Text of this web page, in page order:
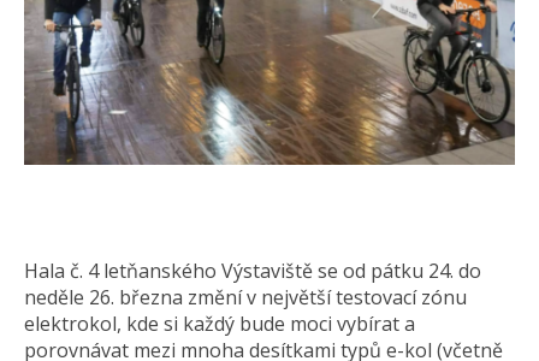
Hala č. 4 letňanského Výstaviště se od pátku 24. do
neděle 26. března změní v největší testovací zónu
elektrokol, kde si každý bude moci vybírat a
porovnávat mezi mnoha desítkami typů e-kol (včetně